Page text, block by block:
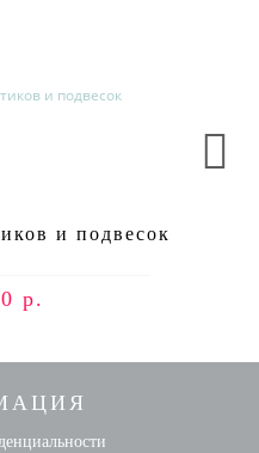
и подвесок
р.